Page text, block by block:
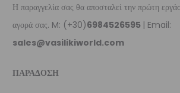
Η παραγγελία σας θα αποσταλεί την πρώτη
αγορά σας. M: (+30)6984526595 | Email:
sales@vasilikiworld.com
ΠΑΡΑΔΟΣΗ